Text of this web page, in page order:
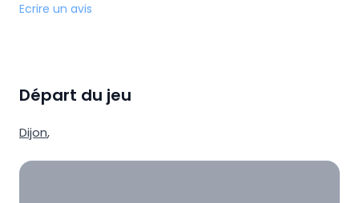
Ecrire un avis
Départ du jeu
Dijon,